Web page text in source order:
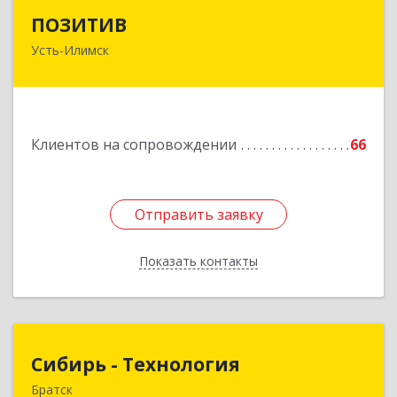
ПОЗИТИВ
Усть-Илимск
Клиентов на сопровождении 66
Отправить заявку
Показать контакты
666679, Иркутская обл, Усть-Илимск г, Дружбы
Отправить заявку
Назад
Сибирь - Технология
Братск